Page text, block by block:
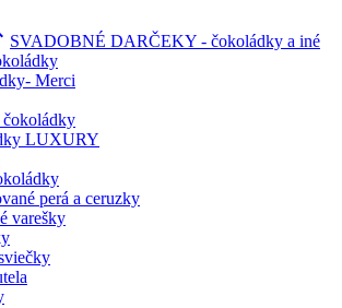
SVADOBNÉ DARČEKY - čokoládky a iné
Merci
čokoládky
LUXURY
perá a ceruzky
varešky